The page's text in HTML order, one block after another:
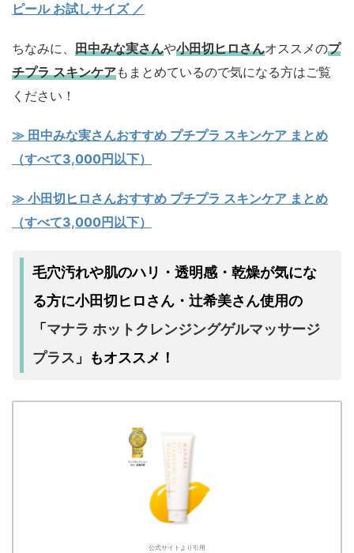
ピール お試しサイズ／
ちなみに、 田中みな実さんや小田切ヒロさんオススメのプ
チプラ スキンケアもまとめているので気になる方はご覧
ください！
≫ 田中みな実さんおすすめ プチプラ スキンケア まとめ
（すべて3,000円以下）
≫ 小田切ヒロさんおすすめ プチプラ スキンケア まとめ
（すべて3,000円以下）
毛穴汚れや肌のハリ・透明感・乾燥が気にな
る方に小田切ヒロさん・辻希美さん使用の
「 マナラ ホットクレンジングゲルマッサージ
プラス 」もオススメ！
公式サイトより引用